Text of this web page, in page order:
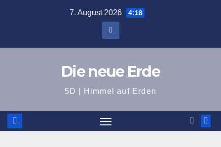
7. August 2026 4:18
Die neue Erde
5D | Himmel auf Erden